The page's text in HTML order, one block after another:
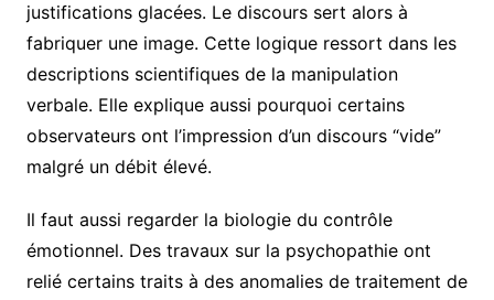
justifications glacées. Le discours sert alors à
fabriquer une image. Cette logique ressort dans les
descriptions scientifiques de la manipulation
verbale. Elle explique aussi pourquoi certains
observateurs ont l’impression d’un discours “vide”
malgré un débit élevé.
Il faut aussi regarder la biologie du contrôle
émotionnel. Des travaux sur la psychopathie ont
relié certains traits à des anomalies de traitement de